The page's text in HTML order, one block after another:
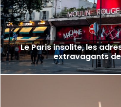
Le Paris insolite, les
extravagants